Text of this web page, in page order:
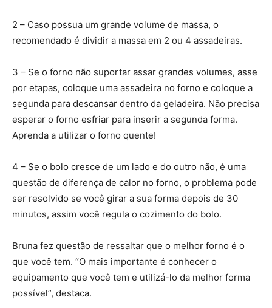
2 – Caso possua um grande volume de massa, o
recomendado é dividir a massa em 2 ou 4 assadeiras.
3 – Se o forno não suportar assar grandes volumes, asse
por etapas, coloque uma assadeira no forno e coloque a
segunda para descansar dentro da geladeira. Não precisa
esperar o forno esfriar para inserir a segunda forma.
Aprenda a utilizar o forno quente!
4 – Se o bolo cresce de um lado e do outro não, é uma
questão de diferença de calor no forno, o problema pode
ser resolvido se você girar a sua forma depois de 30
minutos, assim você regula o cozimento do bolo.
Bruna fez questão de ressaltar que o melhor forno é o
que você tem. “O mais importante é conhecer o
equipamento que você tem e utilizá-lo da melhor forma
possível”, destaca.